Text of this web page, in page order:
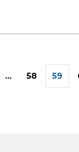
… 58 59